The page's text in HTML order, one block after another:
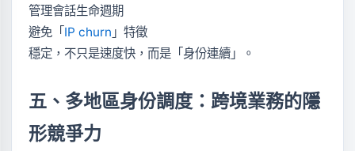
管理會話生命週期
避免「 IP churn 」特徵
穩定，不只是速度快，而是「身份連續」。
五、多地區身份調度：跨境業務的隱
形競爭力